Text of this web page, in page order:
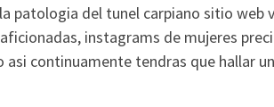
patologi­a del tunel carpiano sitio web
instagrams de mujeres
asi­ continuamente tendras que hallar